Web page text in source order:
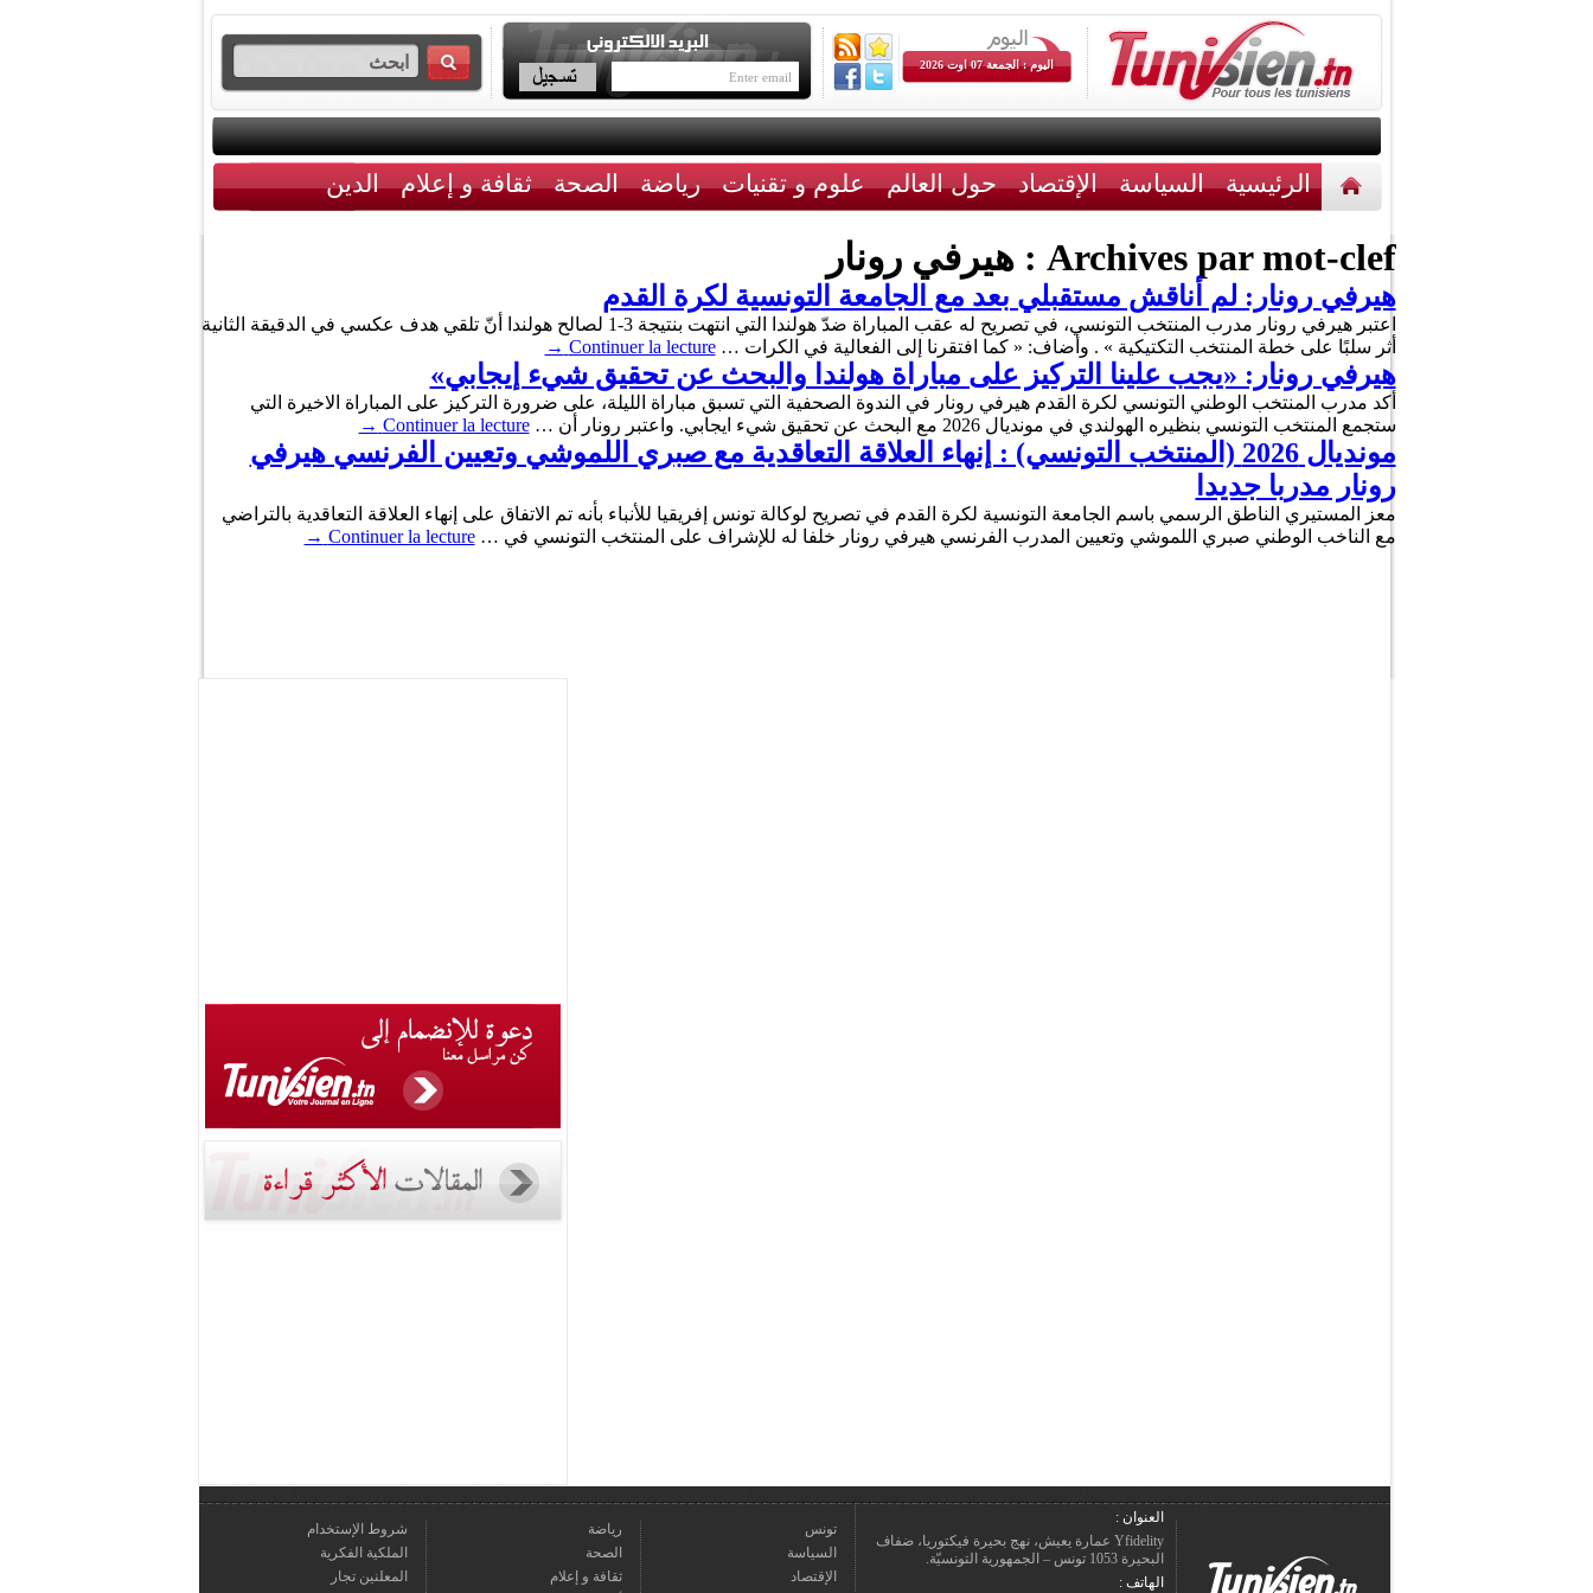
اليوم : الجمعة 07 اوت 2026
الرئيسية السياسة الإقتصاد حول العالم علوم و تقنيات رياضة الصحة ثقافة و إعلام الدين
أخبار مختلفة
Archives par mot-clef : هيرفي رونار
هيرفي رونار: لم أناقش مستقبلي بعد مع الجامعة التونسية لكرة القدم
اعتبر هيرفي رونار مدرب المنتخب التونسي، في تصريح له عقب المباراة ضدّ هولندا التي انتهت بنتيجة 3-1 لصالح هولندا أنّ تلقي هدف عكسي في الدقيقة الثانية
أثر سلبًا على خطة المنتخب التكتيكية » . وأَضاف: « كما افتقرنا إلى الفعالية في الكرات …Continuer la lecture
→
هيرفي رونار: «يجب علينا التركيز على مباراة هولندا والبحث عن تحقيق شيء إيجابي»
أكد مدرب المنتخب الوطني التونسي لكرة القدم هيرفي رونار في الندوة الصحفية التي تسبق مباراة الليلة، على ضرورة التركيز على المباراة الاخيرة التي
ستجمع المنتخب التونسي بنظيره الهولندي في مونديال 2026 مع البحث عن تحقيق شيء ايجابي. واعتبر رونار أن …
Continuer la lecture
→
مونديال 2026 (المنتخب التونسي) : إنهاء العلاقة التعاقدية مع صبري اللموشي وتعيين الفرنسي هيرفي
رونار مدربا جديدا
معز المستيري الناطق الرسمي باسم الجامعة التونسية لكرة القدم في تصريح لوكالة تونس إفريقيا للأنباء بأنه تم الاتفاق على إنهاء العلاقة التعاقدية بالتراضي
مع الناخب الوطني صبري اللموشي وتعيين المدرب الفرنسي هيرفي رونار خلفا له للإشراف على المنتخب التونسي في …Continuer la lecture
→
العنوان :
Yfidelity عمارة يعيش، نهج بحيرة فيكتوريا، ضفاف
البحيرة 1053 تونس – الجمهورية التونسيّة.
الهاتف :
تونس
السياسة
الإقتصاد
رياضة
الصحة
ثقافة و إعلام
شروط الإستخدام
الملكية الفكرية
المعلنين تجار